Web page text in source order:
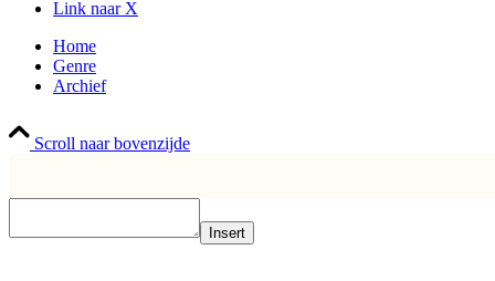
Link naar X
Home
Genre
Archief
Scroll naar bovenzijde
Insert